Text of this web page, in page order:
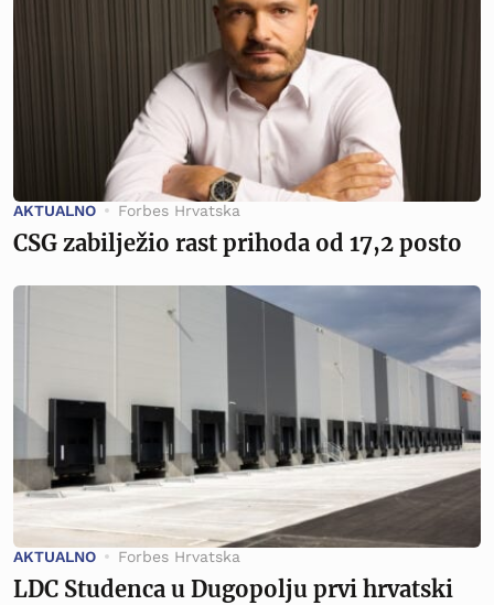
AKTUALNO Forbes Hrvatska
CSG zabilježio rast prihoda od 17,2 posto
AKTUALNO Forbes Hrvatska
LDC Studenca u Dugopolju prvi hrvatski